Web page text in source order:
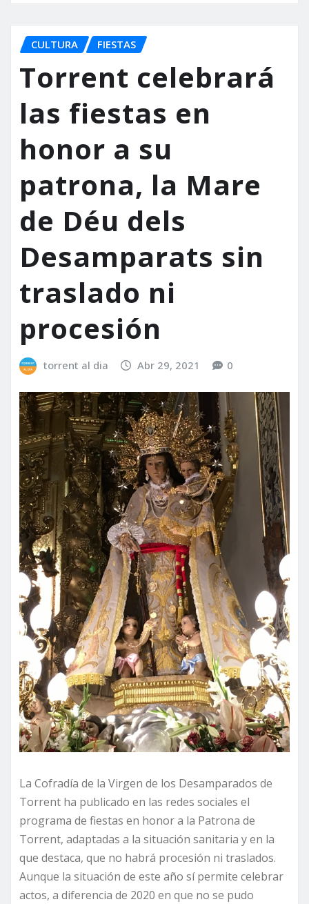
CULTURA FIESTAS
Torrent celebrará
las fiestas en
honor a su
patrona, la Mare
de Déu dels
Desamparats sin
traslado ni
procesión
torrent al dia Abr 29, 2021 0
La Cofradía de la Virgen de los Desamparados de
Torrent ha publicado en las redes sociales el
programa de fiestas en honor a la Patrona de
Torrent, adaptadas a la situación sanitaria y en la
que destaca, que no habrá procesión ni traslados.
Aunque la situación de este año sí permite celebrar
actos, a diferencia de 2020 en que no se pudo